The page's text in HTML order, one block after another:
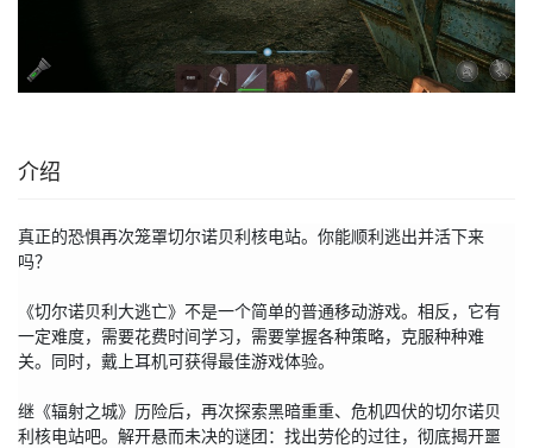
介绍
真正的恐惧再次笼罩切尔诺贝利核电站。你能顺利逃出并活下来
吗？
《切尔诺贝利大逃亡》不是一个简单的普通移动游戏。相反，它有
一定难度，需要花费时间学习，需要掌握各种策略，克服种种难
关。同时，戴上耳机可获得最佳游戏体验。
继《辐射之城》历险后，再次探索黑暗重重、危机四伏的切尔诺贝
利核电站吧。解开悬而未决的谜团：找出劳伦的过往，彻底揭开噩